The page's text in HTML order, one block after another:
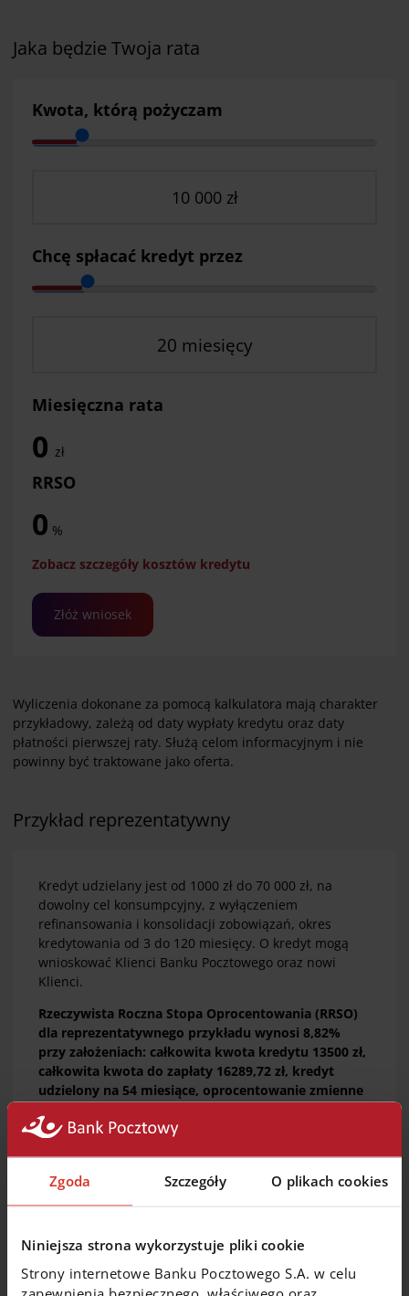
Zgoda Szczegóły O plikach cookies
Niniejsza strona wykorzystuje pliki cookie
Strony internetowe Banku Pocztowego S.A. w celu
Jaka będzie Twoja rata
Kwota, którą pożyczam
Chcę spłacać kredyt przez
Miesięczna rata
0 zł
RRSO
0 %
Zobacz szczegóły kosztów kredytu
Złóż wniosek
Wyliczenia dokonane za pomocą kalkulatora mają charakter
przykładowy, zależą od daty wypłaty kredytu oraz daty
płatności pierwszej raty. Służą celom informacyjnym i nie
powinny być traktowane jako oferta.
Przykład reprezentatywny
Kredyt udzielany jest od 1000 zł do 70 000 zł, na
dowolny cel konsumpcyjny, z wyłączeniem
refinansowania i konsolidacji zobowiązań, okres
kredytowania od 3 do 120 miesięcy. O kredyt mogą
wnioskować Klienci Banku Pocztowego oraz nowi
Klienci.
Rzeczywista Roczna Stopa Oprocentowania (RRSO)
dla reprezentatywnego przykładu wynosi 8,82%
przy założeniach: całkowita kwota kredytu 13500 zł,
całkowita kwota do zapłaty 16289,72 zł, kredyt
udzielony na 54 miesiące, oprocentowanie zmienne
zł (prowizja 0,00 zł; odsetki 2789,72 zł), spłacany
kredytu wpływa na jego koszt.